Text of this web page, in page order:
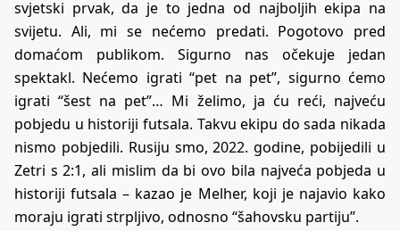
svjetski prvak, da je to jedna od najboljih ekipa na
svijetu. Ali, mi se nećemo predati. Pogotovo pred
domaćom publikom. Sigurno nas očekuje jedan
spektakl. Nećemo igrati “pet na pet”, sigurno ćemo
igrati “šest na pet”… Mi želimo, ja ću reći, najveću
pobjedu u historiji futsala. Takvu ekipu do sada nikada
nismo pobjedili. Rusiju smo, 2022. godine, pobijedili u
Zetri s 2:1, ali mislim da bi ovo bila najveća pobjeda u
historiji futsala – kazao je Melher, koji je najavio kako
moraju igrati strpljivo, odnosno “šahovsku partiju”.